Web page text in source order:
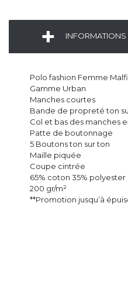
INFORMATIONS
Polo fashion Femme
Gamme Urban
Manches courtes
Bande de propreté ton
Col et bas des manches
Patte de boutonnage
5 Boutons ton sur ton
Maille piquée
Coupe cintrée
65% coton 35% polyester
200 gr/m²
**Promotion jusqu’à